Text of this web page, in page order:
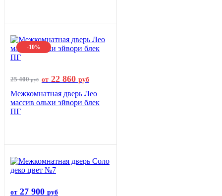
-10%
25 400руб от 22 860 руб
Межкомнатная дверь Лео
массив ольхи эйвори блек
ПГ
от 27 900 руб